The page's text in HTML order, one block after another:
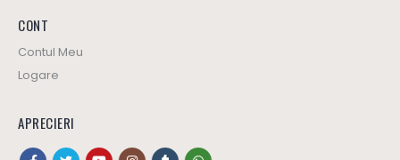
CONT
Contul Meu
Logare
APRECIERI